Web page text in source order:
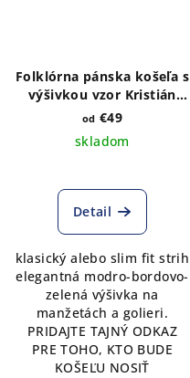
Folklórna pánska košeľa s
výšivkou vzor Kristián
bordo2
od €49
skladom
Detail
klasický alebo slim fit strih
elegantná modro-bordovo-
zelená výšivka na
manžetách a golieri.
PRIDAJTE TAJNÝ ODKAZ
PRE TOHO, KTO BUDE
KOŠEĽU NOSIŤ